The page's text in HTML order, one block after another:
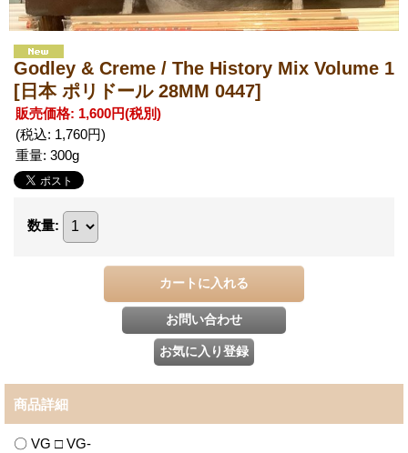
Godley & Creme / The History Mix Volume 1
[日本 ポリドール 28MM 0447]
販売価格: 1,600円(税別)
(税込: 1,760円)
重量: 300g
数量:
商品詳細
〇 VG □ VG-